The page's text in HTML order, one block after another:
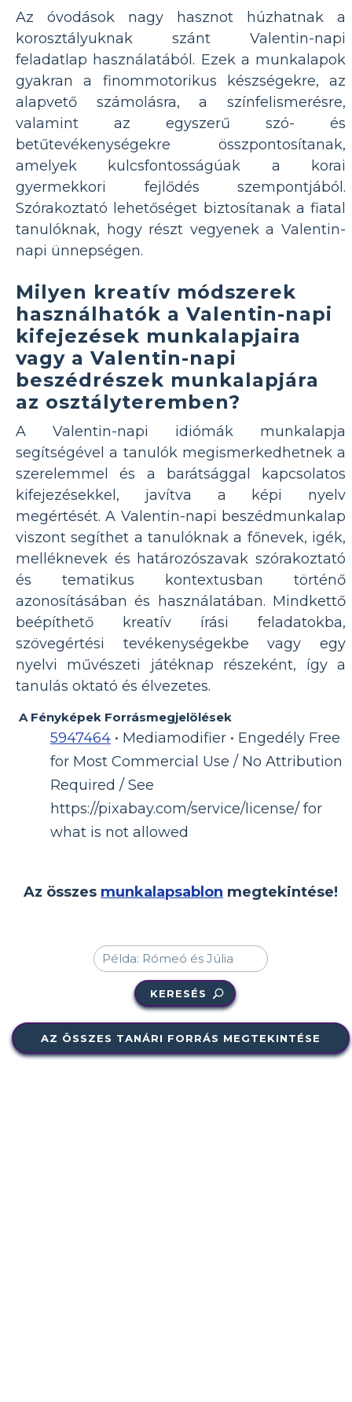
Az óvodások nagy hasznot húzhatnak a
korosztályuknak szánt Valentin-napi
feladatlap használatából. Ezek a munkalapok
gyakran a finommotorikus készségekre, az
alapvető számolásra, a színfelismerésre,
valamint az egyszerű szó- és
betűtevékenységekre összpontosítanak,
amelyek kulcsfontosságúak a korai
gyermekkori fejlődés szempontjából.
Szórakoztató lehetőséget biztosítanak a fiatal
tanulóknak, hogy részt vegyenek a Valentin-
napi ünnepségen.
Milyen kreatív módszerek
használhatók a Valentin-napi
kifejezések munkalapjaira
vagy a Valentin-napi
beszédrészek munkalapjára
az osztályteremben?
A Valentin-napi idiómák munkalapja
segítségével a tanulók megismerkedhetnek a
szerelemmel és a barátsággal kapcsolatos
kifejezésekkel, javítva a képi nyelv
megértését. A Valentin-napi beszédmunkalap
viszont segíthet a tanulóknak a főnevek, igék,
melléknevek és határozószavak szórakoztató
és tematikus kontextusban történő
azonosításában és használatában. Mindkettő
beépíthető kreatív írási feladatokba,
szövegértési tevékenységekbe vagy egy
nyelvi művészeti játéknap részeként, így a
tanulás oktató és élvezetes.
A Fényképek Forrásmegjelölések
5947464 • Mediamodifier • Engedély Free
for Most Commercial Use / No Attribution
Required / See
https://pixabay.com/service/license/ for
what is not allowed
Az összes munkalapsablon megtekintése!
KERESÉS
AZ ÖSSZES TANÁRI FORRÁS MEGTEKINTÉSE